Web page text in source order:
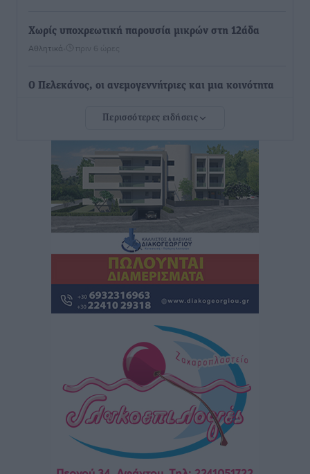
Χωρίς υποχρεωτική παρουσία μικρών στη 12άδα
Αθλητικά πριν 6 ώρες
Ο Πελεκάνος, οι ανεμογεννήτριες και μια κοινότητα
πριν 6 ώρες
Η Ρόδος περιμένει και οι θεσμοί της λογομαχούν
Δημο-Κρίσεις• πριν 6 ώρες
Τα Γλυπτά του Παρθενώνα ως προσωπικό δώρο στον
πριν 6 ώρες
Το στενό της Κρεμαστής μπήκε στη λίστα των 7
θαυμάτων της αναμονής
Δημο-Κρίσεις• πριν 6 ώρες
ΣΕΤΕ: Σημαντική θεσμική εξέλιξη η ΚΥΑ για το ΕΧΠ
πριν 7 ώρες
Γ. Χατζημάρκος: “Δύο μεγάλες δεσμεύσεις
Γεωργιάδη” – Κίνητρα για τους γιατρούς των νησιών
και συνεργασία Ρόδου με το Αττικόν για το
Περισσότερες ειδήσεις